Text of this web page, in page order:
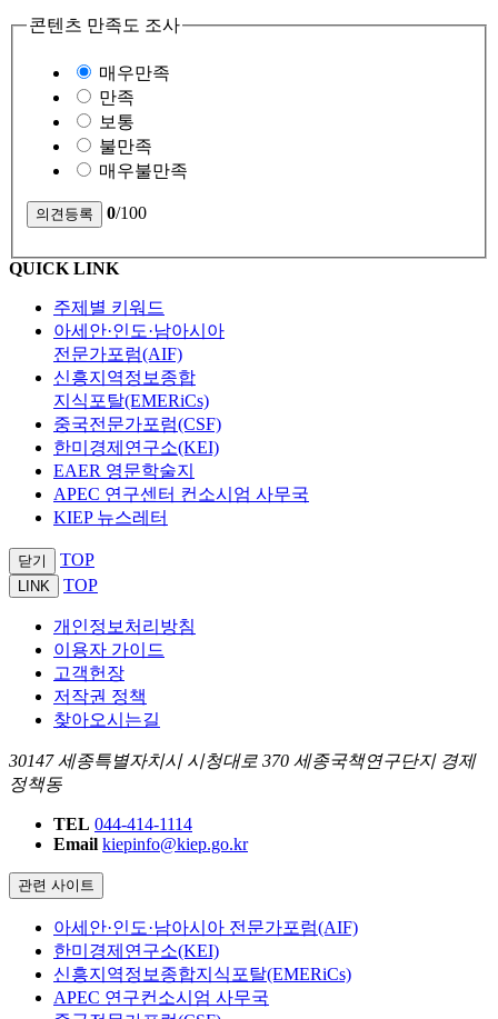
콘텐츠 만족도 조사
매우만족
만족
보통
불만족
매우불만족
0/100
QUICK LINK
주제별 키워드
아세안·인도·남아시아
전문가포럼(AIF)
신흥지역정보종합
지식포탈(EMERiCs)
중국전문가포럼(CSF)
한미경제연구소(KEI)
EAER 영문학술지
APEC 연구센터 컨소시엄 사무국
KIEP 뉴스레터
닫기 TOP
LINK TOP
개인정보처리방침
이용자 가이드
고객헌장
저작권 정책
찾아오시는길
30147 세종특별자치시 시청대로 370 세종국책연구단지 경제
정책동
TEL 044-414-1114
Email kiepinfo@kiep.go.kr
관련 사이트
아세안·인도·남아시아 전문가포럼(AIF)
한미경제연구소(KEI)
신흥지역정보종합지식포탈(EMERiCs)
APEC 연구컨소시엄 사무국